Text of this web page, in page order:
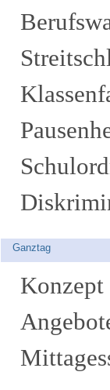
Ganztag
Konzept